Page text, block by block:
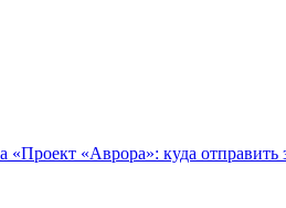
«Проект «Аврора»: куда отправить